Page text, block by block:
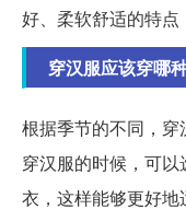
好、柔软舒适的特点
穿汉服应该穿哪
根据季节的不同，
穿汉服的时候，可
衣，这样能够更好地